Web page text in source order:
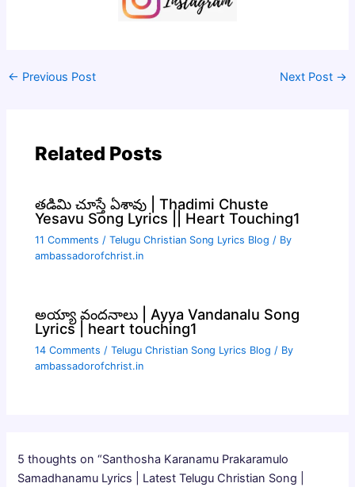
← Previous Post Next Post →
Related Posts
తడిమి చూస్తే ఏశావు | Thadimi Chuste
Yesavu Song Lyrics || Heart Touching1
11 Comments /Telugu Christian Song Lyrics Blog / By
ambassadorofchrist.in
అయ్యా వందనాలు | Ayya Vandanalu Song
Lyrics | heart touching1
14 Comments /Telugu Christian Song Lyrics Blog / By
ambassadorofchrist.in
5 thoughts on “Santhosha Karanamu Prakaramulo
Samadhanamu Lyrics | Latest Telugu Christian Song |